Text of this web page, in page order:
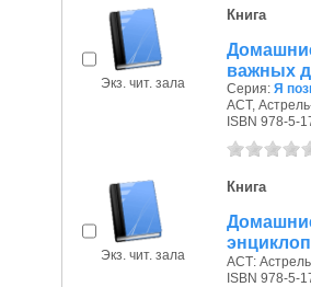
Экз. чит. зала
Книга
важных
Серия: Я
АСТ,
ISBN 978-5-
Экз. чит. зала
Книга
АСТ:
ISBN 978-5-